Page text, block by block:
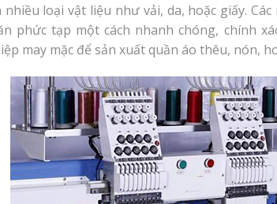
loại vật liệu như vải, da, hoặc giấy.
phức tạp một cách nhanh chóng, chính
may mặc để sản xuất quần áo thêu, nón,